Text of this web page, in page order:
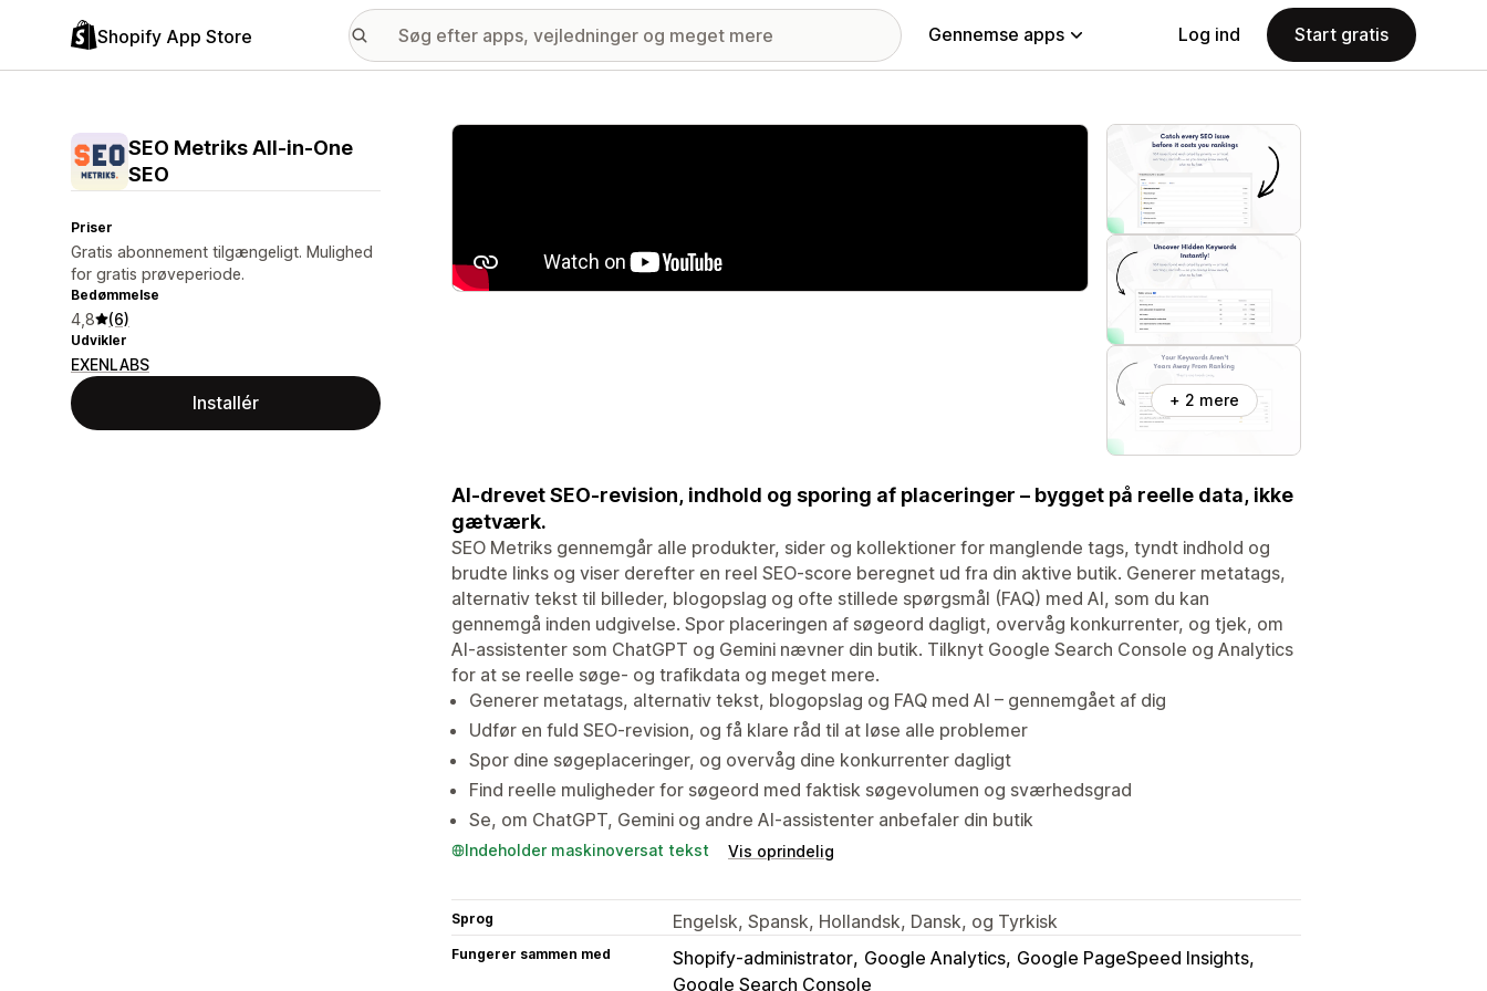
Shopify App Store Gennemse apps Log ind Start gratis
SEO Metriks All‑in‑One
SEO
Priser
Gratis abonnement tilgængeligt. Mulighed
for gratis prøveperiode.
Bedømmelse
4,8 (6)
Udvikler
EXENLABS
Installér
Galleri med udvalgte billeder
+ 2 mere
AI-drevet SEO-revision, indhold og sporing af placeringer – bygget på reelle data, ikke
gætværk.
SEO Metriks gennemgår alle produkter, sider og kollektioner for manglende tags, tyndt indhold og
brudte links og viser derefter en reel SEO-score beregnet ud fra din aktive butik. Generer metatags,
alternativ tekst til billeder, blogopslag og ofte stillede spørgsmål (FAQ) med AI, som du kan
gennemgå inden udgivelse. Spor placeringen af søgeord dagligt, overvåg konkurrenter, og tjek, om
AI-assistenter som ChatGPT og Gemini nævner din butik. Tilknyt Google Search Console og Analytics
for at se reelle søge- og trafikdata og meget mere.
Generer metatags, alternativ tekst, blogopslag og FAQ med AI – gennemgået af dig
Udfør en fuld SEO-revision, og få klare råd til at løse alle problemer
Spor dine søgeplaceringer, og overvåg dine konkurrenter dagligt
Find reelle muligheder for søgeord med faktisk søgevolumen og sværhedsgrad
Se, om ChatGPT, Gemini og andre AI-assistenter anbefaler din butik
Indeholder maskinoversat tekst Vis oprindelig
Sprog Engelsk, Spansk, Hollandsk, Dansk, og Tyrkisk
Fungerer sammen med Shopify-administrator Google Analytics Google PageSpeed Insights
Google Search Console